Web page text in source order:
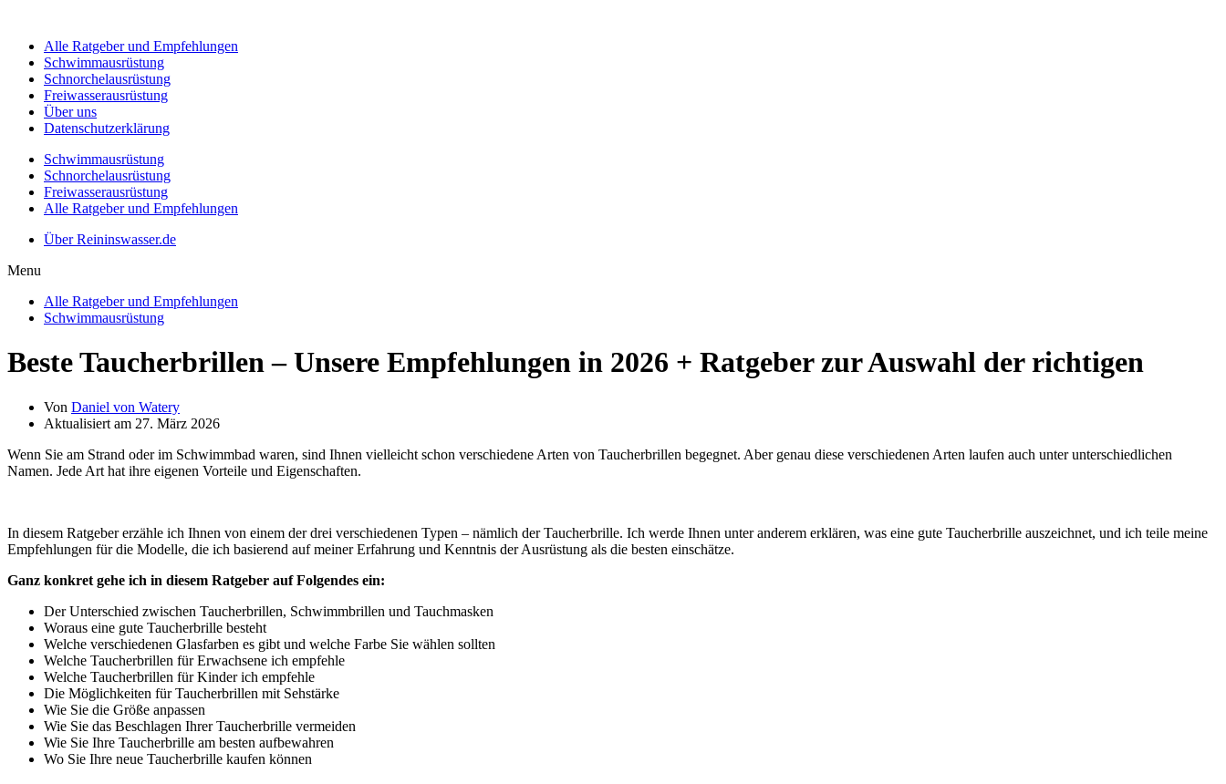
Alle Ratgeber und Empfehlungen
Schwimmausrüstung
Schnorchelausrüstung
Freiwasserausrüstung
Über uns
Datenschutzerklärung
Schwimmausrüstung
Schnorchelausrüstung
Freiwasserausrüstung
Alle Ratgeber und Empfehlungen
Über Reininswasser.de
Menu
Alle Ratgeber und Empfehlungen
Schwimmausrüstung
Beste Taucherbrillen – Unsere Empfehlungen in 2026 + Ratgeber zur Auswahl der richtigen
Von Daniel von Watery
Aktualisiert am 27. März 2026
Wenn Sie am Strand oder im Schwimmbad waren, sind Ihnen vielleicht schon verschiedene Arten von Taucherbrillen begegnet. Aber genau diese verschiedenen Arten laufen auch unter unterschiedlichen
Namen. Jede Art hat ihre eigenen Vorteile und Eigenschaften.
In diesem Ratgeber erzähle ich Ihnen von einem der drei verschiedenen Typen – nämlich der Taucherbrille. Ich werde Ihnen unter anderem erklären, was eine gute Taucherbrille auszeichnet, und ich teile meine
Empfehlungen für die Modelle, die ich basierend auf meiner Erfahrung und Kenntnis der Ausrüstung als die besten einschätze.
Ganz konkret gehe ich in diesem Ratgeber auf Folgendes ein:
Der Unterschied zwischen Taucherbrillen, Schwimmbrillen und Tauchmasken
Woraus eine gute Taucherbrille besteht
Welche verschiedenen Glasfarben es gibt und welche Farbe Sie wählen sollten
Welche Taucherbrillen für Erwachsene ich empfehle
Welche Taucherbrillen für Kinder ich empfehle
Die Möglichkeiten für Taucherbrillen mit Sehstärke
Wie Sie die Größe anpassen
Wie Sie das Beschlagen Ihrer Taucherbrille vermeiden
Wie Sie Ihre Taucherbrille am besten aufbewahren
Wo Sie Ihre neue Taucherbrille kaufen können